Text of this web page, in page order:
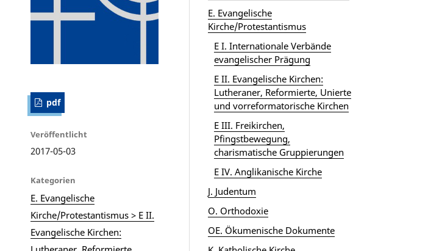
pdf
Veröffentlicht
2017-05-03
Kategorien
E. Evangelische
Kirche/Protestantismus > E II.
Evangelische Kirchen:
E. Evangelische
Kirche/Protestantismus
E I. Internationale Verbände
evangelischer Prägung
E II. Evangelische Kirchen:
Lutheraner, Reformierte, Unierte
und vorreformatorische Kirchen
E III. Freikirchen,
Pfingstbewegung,
charismatische Gruppierungen
E IV. Anglikanische Kirche
J. Judentum
O. Orthodoxie
OE. Ökumenische Dokumente